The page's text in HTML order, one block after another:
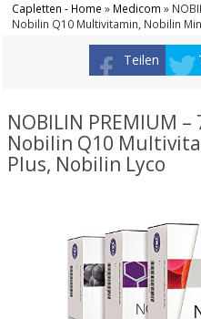
Capletten - Home » Medicom »
Nobilin Q10 Multivitamin, Nobilin
Teilen
NOBILIN PREMIUM
Nobilin Q10
Plus, Nobilin Lyco